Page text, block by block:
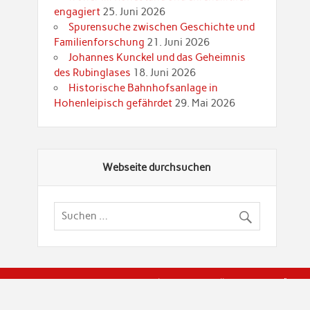
engagiert 25. Juni 2026
Spurensuche zwischen Geschichte und
Familienforschung 21. Juni 2026
Johannes Kunckel und das Geheimnis
des Rubinglases 18. Juni 2026
Historische Bahnhofsanlage in
Hohenleipisch gefährdet 29. Mai 2026
Webseite durchsuchen
© Brandenburgische Genealogische Gesellschaft (BGG)